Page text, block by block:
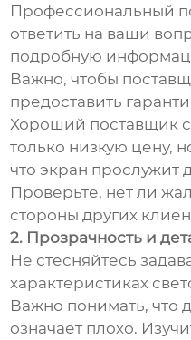
Профессиональный
ответить на ваши
подробную
Важно, чтобы
предоставить
Хороший поставщик
только низкую цену,
что экран прослужит
Проверьте, нет ли
стороны других
2. Прозрачность и
Не стесняйтесь
характеристиках
Важно понимать, что
означает плохо.